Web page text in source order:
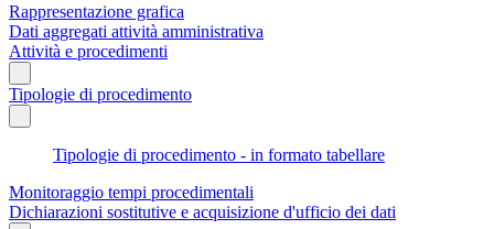
Rappresentazione grafica
Dati aggregati attività amministrativa
Attività e procedimenti
Tipologie di procedimento
Tipologie di procedimento - in formato tabellare
Monitoraggio tempi procedimentali
Dichiarazioni sostitutive e acquisizione d'ufficio dei dati